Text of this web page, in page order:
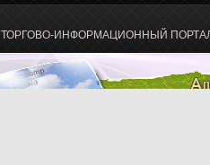
ТОРГОВО-ИНФОРМАЦИОННЫЙ